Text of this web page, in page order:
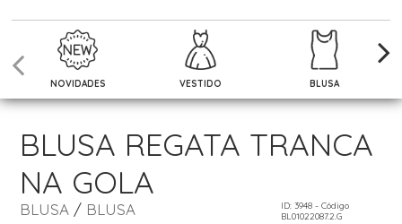
NOVIDADES VESTIDO BLUSA
BLUSA REGATA TRANCA
NA GOLA
BLUSA/ BLUSA
ID: 3948 - Código
BL01022087.2.G